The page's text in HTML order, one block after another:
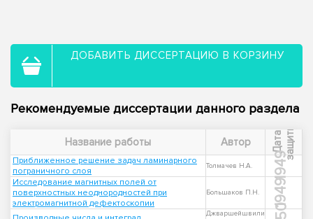
ДОБАВИТЬ ДИССЕРТАЦИЮ В КОРЗИНУ
Рекомендуемые диссертации данного раздела
Название работы Автор Д
а
т
а
з
а
щ
и
ты
Приближенное решение задач ламинарного
пограничного слоя
Толмачев Н.А. 1949
Исследование магнитных полей от
поверхностных неоднородностей при
электромагнитной дефектоскопии
Большаков П.Н. 1949
Джваршейшвили